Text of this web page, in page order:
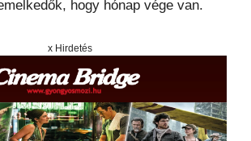
hogy hónap vége van.
x Hirdetés